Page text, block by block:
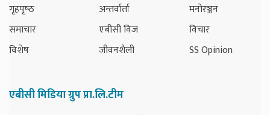
गृहपृष्‍ठ
समाचार
विशेष
अन्तर्वार्ता
एबीसी विज
जीवनशैली
मनोरञ्जन
विचार
SS Opinion
एबीसी मिडिया ग्रुप प्रा.लि.टीम